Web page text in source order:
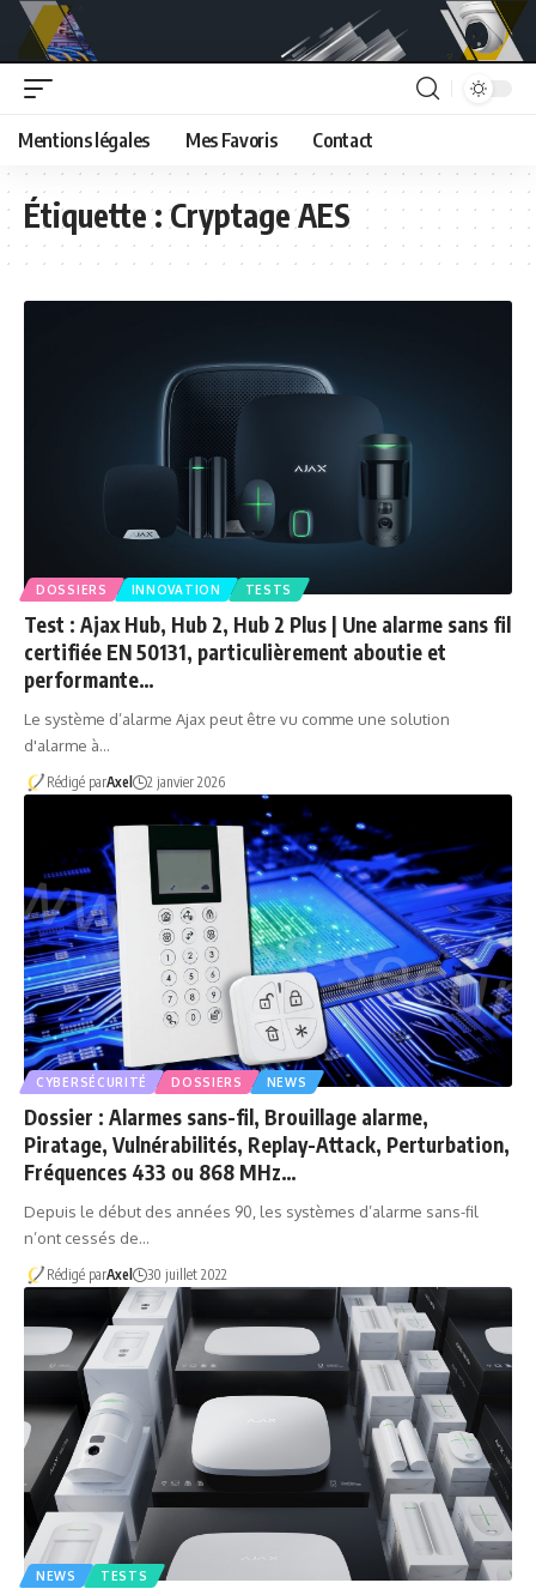
Mentions légales Mes Favoris Contact
Étiquette :Cryptage AES
DOSSIERS INNOVATION TESTS
Test : Ajax Hub, Hub 2, Hub 2 Plus | Une alarme sans fil
certifiée EN 50131, particulièrement aboutie et
performante…
Le système d’alarme Ajax peut être vu comme une solution
d'alarme à…
Rédigé parAxel 2 janvier 2026
CYBERSÉCURITÉ DOSSIERS NEWS
Dossier : Alarmes sans-fil, Brouillage alarme,
Piratage, Vulnérabilités, Replay-Attack, Perturbation,
Fréquences 433 ou 868 MHz…
Depuis le début des années 90, les systèmes d’alarme sans-fil
n’ont cessés de…
Rédigé parAxel 30 juillet 2022
NEWS TESTS